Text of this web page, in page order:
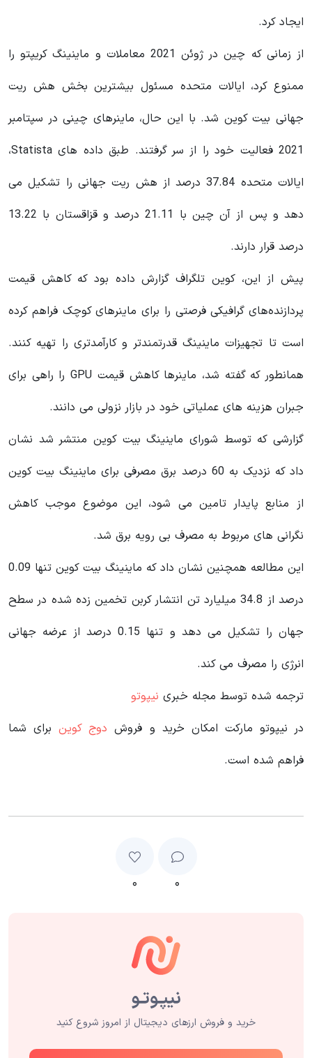
ایجاد کرد.
از زمانی که چین در ژوئن 2021 معاملات و ماینینگ کریپتو را
ممنوع کرد، ایالات متحده مسئول بیشترین بخش هش ریت
جهانی بیت کوین شد. با این حال، ماینرهای چینی در سپتامبر
2021 فعالیت خود را از سر گرفتند. طبق داده های Statista،
ایالات متحده 37.84 درصد از هش ریت جهانی را تشکیل می
دهد و پس از آن چین با 21.11 درصد و قزاقستان با 13.22
درصد قرار دارند.
پیش از این، کوین تلگراف گزارش داده بود که کاهش قیمت‌
پردازنده‌های گرافیکی فرصتی را برای ماینرهای کوچک فراهم کرده
است تا تجهیزات ماینینگ قدرتمندتر و کارآمدتری را تهیه کنند.
همانطور که گفته شد، ماینرها کاهش قیمت GPU را راهی برای
جبران هزینه های عملیاتی خود در بازار نزولی می دانند.
گزارشی که توسط شورای ماینینگ بیت کوین منتشر شد نشان
داد که نزدیک به 60 درصد برق مصرفی برای ماینینگ بیت کوین
از منابع پایدار تامین می شود، این موضوع موجب کاهش
نگرانی های مربوط به مصرف بی رویه برق شد.
این مطالعه همچنین نشان داد که ماینینگ بیت کوین تنها 0.09
درصد از 34.8 میلیارد تن انتشار کربن تخمین زده شده در سطح
جهان را تشکیل می دهد و تنها 0.15 درصد از عرضه جهانی
انرژی را مصرف می کند.
ترجمه شده توسط مجله خبری نیپوتو
در نیپوتو مارکت امکان خرید و فروش دوج کوینبرای شما
فراهم شده است.
۰ ۰
خرید و فروش ارزهای دیجیتال از امروز شروع کنید